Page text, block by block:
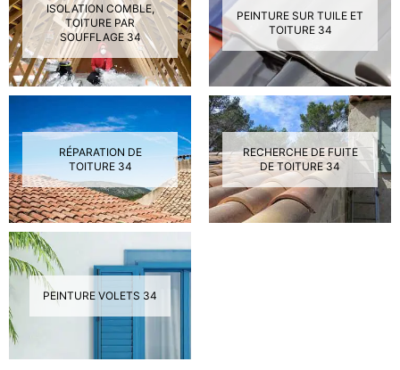
ISOLATION COMBLE,
TOITURE PAR
SOUFFLAGE 34
PEINTURE SUR TUILE ET
TOITURE 34
RÉPARATION DE
TOITURE 34
RECHERCHE DE FUITE
DE TOITURE 34
PEINTURE VOLETS 34